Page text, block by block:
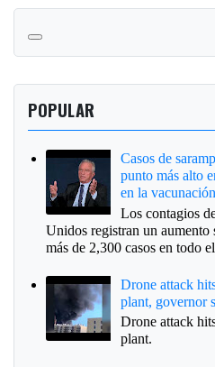
POPULAR
Casos de
punto más alto
en la vacunación
Los contagios
Unidos registran un
más de 2,300 casos en todo
Drone attack
plant, governor
Drone attack
plant.